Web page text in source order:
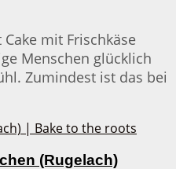
mit Frischkäse
Menschen glücklich
Zumindest ist das bei
(Rugelach)